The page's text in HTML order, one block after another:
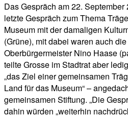
Das Gespräch am 22.
letzte Gespräch zum Thema
Museum mit der damaligen
(Grüne), mit dabei waren auch
Oberbürgermeister Nino Haase
teilte Grosse im Stadtrat aber
„das Ziel einer gemeinsamen
Land für das Museum“ –
gemeinsamen Stiftung. „Die
dahin würden „weiterhin